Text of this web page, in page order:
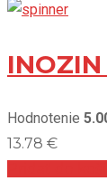
Hodnotenie
13.78 €